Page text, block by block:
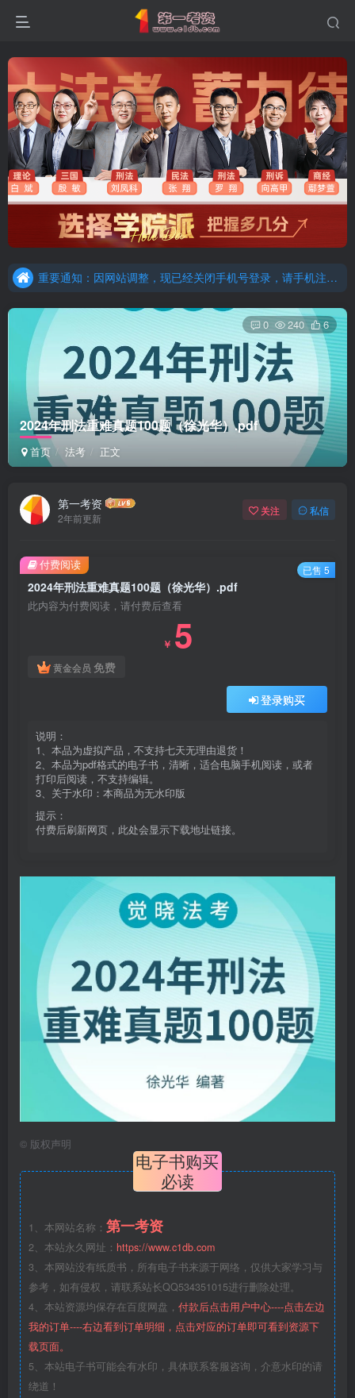
重要通知：因网站调整，现已经关闭手机号登录，请手机注册用户及时添加客服微信（微信号：dykz180），客服会协助将登陆方式更改为邮箱登录！
2024年刑法重难真题100题（徐光华）.pdf
首页 法考 正文
0 240 6
第一考资
2年前更新
关注 私信
2024年刑法重难真题100题（徐光华）.pdf
此内容为付费阅读，请付费后查看
￥ 5
黄金会员 免费
登录购买
说明：
1、本品为虚拟产品，不支持七天无理由退货！
2、本品为pdf格式的电子书，清晰，适合电脑手机阅读，或者
打印后阅读，不支持编辑。
3、关于水印：本商品为无水印版
提示：
付费后刷新网页，此处会显示下载地址链接。
付费阅读 已售 5
© 版权声明
电子书购买
必读
1、本网站名称： 第一考资
2、本站永久网址： https://www.c1db.com
3、本网站没有纸质书，所有电子书来源于网络，仅供大家学习与
参考，如有侵权，请联系站长QQ534351015进行删除处理。
4、本站资源均保存在百度网盘， 付款后点击用户中心----点击左边
我的订单----右边看到订单明细，点击对应的订单即可看到资源下
载页面。
5、本站电子书可能会有水印，具体联系客服咨询，介意水印的请
绕道！